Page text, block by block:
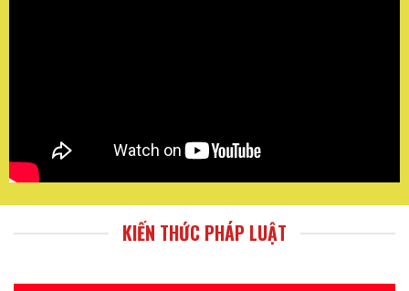
KIẾN THỨC PHÁP LUẬT